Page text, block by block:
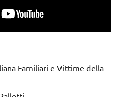
Familiari e Vittime della